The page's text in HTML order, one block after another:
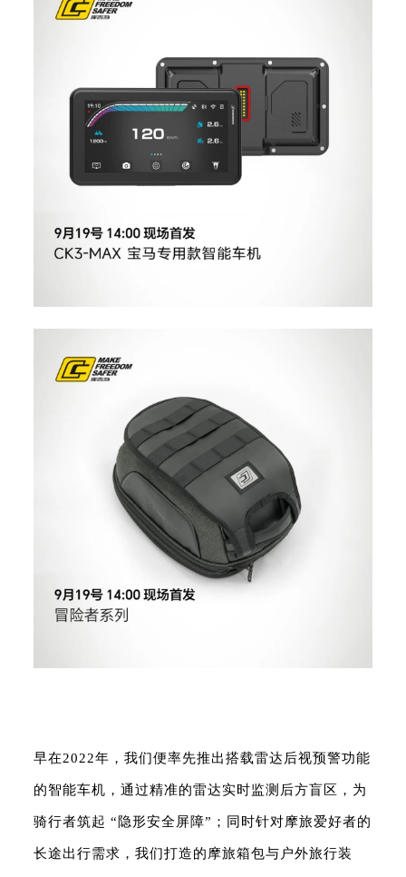
早在2022年，我们便率先推出搭载雷达后视预警功能
的智能车机，通过精准的雷达实时监测后方盲区，为
骑行者筑起 “隐形安全屏障”；同时针对摩旅爱好者的
长途出行需求，我们打造的摩旅箱包与户外旅行装